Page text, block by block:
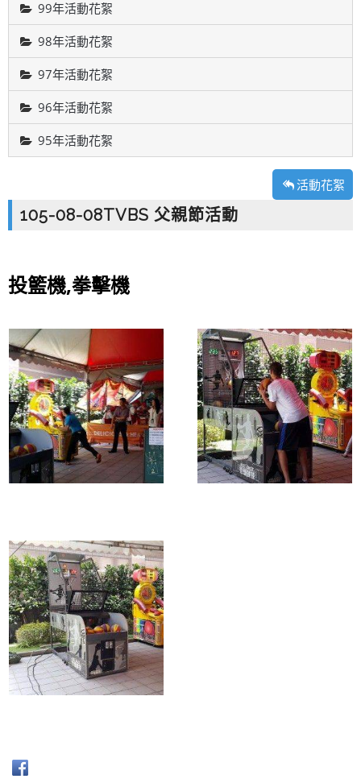
99年活動花絮
98年活動花絮
97年活動花絮
96年活動花絮
95年活動花絮
活動花絮
105-08-08TVBS 父親節活動
投籃機,拳擊機